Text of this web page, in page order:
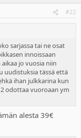
#22
sarjassa tai ne osat
innoissaan
jo vuosia niin
uudistuksia tässä että
ihan julkkarina kun
odottaa vuoroaan ym
alesta 39€